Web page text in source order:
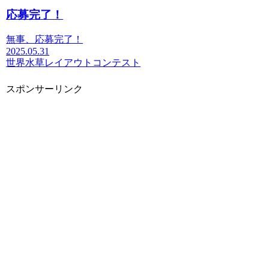
応募完了！
無事、応募完了！
2025.05.31
世界水草レイアウトコンテスト
スポンサーリンク